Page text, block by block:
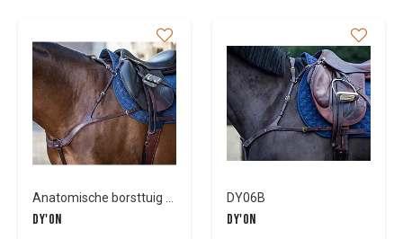
DY'ON
DY06B
DY'ON